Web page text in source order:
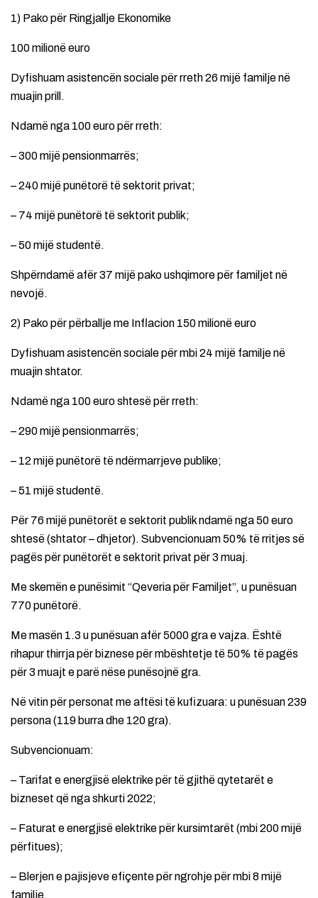
1) Pako për Ringjallje Ekonomike
100 milionë euro
Dyfishuam asistencën sociale për rreth 26 mijë familje në
muajin prill.
Ndamë nga 100 euro për rreth:
– 300 mijë pensionmarrës;
– 240 mijë punëtorë të sektorit privat;
– 74 mijë punëtorë të sektorit publik;
– 50 mijë studentë.
Shpërndamë afër 37 mijë pako ushqimore për familjet në
nevojë.
2) Pako për përballje me Inflacion 150 milionë euro
Dyfishuam asistencën sociale për mbi 24 mijë familje në
muajin shtator.
Ndamë nga 100 euro shtesë për rreth:
– 290 mijë pensionmarrës;
– 12 mijë punëtorë të ndërmarrjeve publike;
– 51 mijë studentë.
Për 76 mijë punëtorët e sektorit publik ndamë nga 50 euro
shtesë (shtator – dhjetor). Subvencionuam 50% të rritjes së
pagës për punëtorët e sektorit privat për 3 muaj.
Me skemën e punësimit “Qeveria për Familjet”, u punësuan
770 punëtorë.
Me masën 1.3 u punësuan afër 5000 gra e vajza. Është
rihapur thirrja për biznese për mbështetje të 50% të pagës
për 3 muajt e parë nëse punësojnë gra.
Në vitin për personat me aftësi të kufizuara: u punësuan 239
persona (119 burra dhe 120 gra).
Subvencionuam:
– Tarifat e energjisë elektrike për të gjithë qytetarët e
bizneset që nga shkurti 2022;
– Faturat e energjisë elektrike për kursimtarët (mbi 200 mijë
përfitues);
– Blerjen e pajisjeve efiçente për ngrohje për mbi 8 mijë
familje.